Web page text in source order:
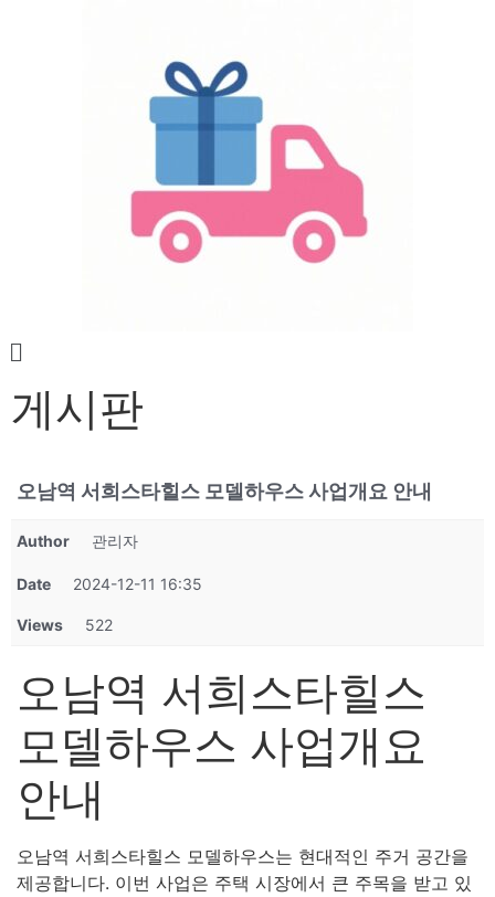
게시판
오남역 서희스타힐스 모델하우스 사업개요 안내
Author 관리자
Date 2024-12-11 16:35
Views 522
오남역 서희스타힐스
모델하우스 사업개요
안내
오남역 서희스타힐스 모델하우스는 현대적인 주거 공간을
제공합니다. 이번 사업은 주택 시장에서 큰 주목을 받고 있